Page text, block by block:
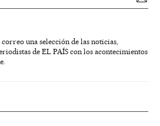
correo una selección de las noticias,
de EL PAÍS con los acontecimientos